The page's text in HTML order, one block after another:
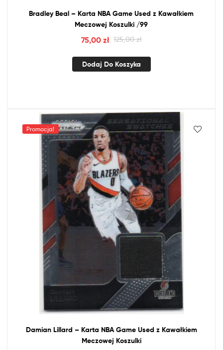
Bradley Beal – Karta NBAGame Used z Kawałkiem
Meczowej Koszulki /99
125,00zł
75,00 zł
Dodaj Do Koszyka
Promocja!
Damian Lillard – Karta NBAGame Used zKawałkiem
Meczowej Koszulki